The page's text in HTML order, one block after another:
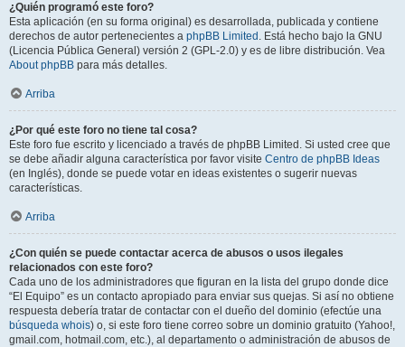
¿Quién programó este foro?
Esta aplicación (en su forma original) es desarrollada, publicada y contiene
derechos de autor pertenecientes a phpBB Limited . Está hecho bajo la GNU
(Licencia Pública General) versión 2 (GPL-2.0) y es de libre distribución. Vea
About phpBB para más detalles.
Arriba
¿Por qué este foro no tiene tal cosa?
Este foro fue escrito y licenciado a través de phpBB Limited. Si usted cree que
se debe añadir alguna característica por favor visite Centro de phpBB Ideas
(en Inglés), donde se puede votar en ideas existentes o sugerir nuevas
características.
Arriba
¿Con quién se puede contactar acerca de abusos o usos ilegales
relacionados con este foro?
Cada uno de los administradores que figuran en la lista del grupo donde dice
“El Equipo” es un contacto apropiado para enviar sus quejas. Si así no obtiene
respuesta debería tratar de contactar con el dueño del dominio (efectúe una
búsqueda whois) o, si este foro tiene correo sobre un dominio gratuito (Yahoo!,
gmail.com, hotmail.com, etc.), al departamento o administración de abusos de